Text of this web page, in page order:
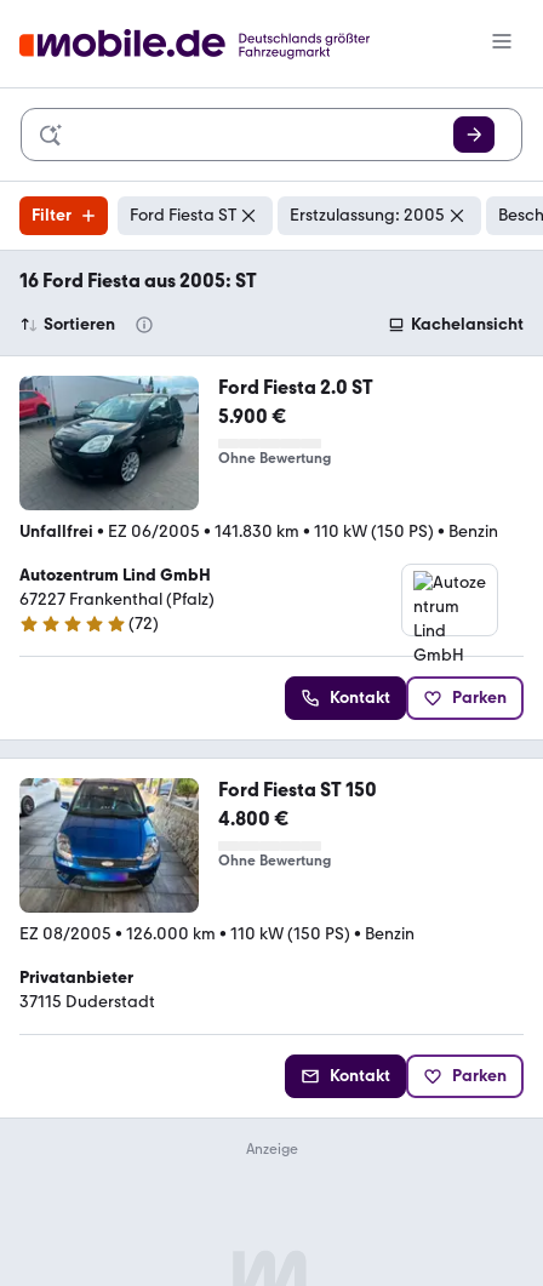
Filter Ford Fiesta ST Erstzulassung: 2005
16 Ford Fiesta aus 2005: ST
Sortieren Kachelansicht
Ford Fiesta 2.0 ST
5.900 €
Ohne Bewertung
Unfallfrei • EZ 06/2005 • 141.830 km • 110 kW (150 PS) • Benzin
Autozentrum Lind GmbH
67227 Frankenthal (Pfalz)
4.9 Sterne
(72)
Kontakt Parken
Ford Fiesta ST 150
4.800 €
Ohne Bewertung
EZ 08/2005 • 126.000 km • 110 kW (150 PS) • Benzin
Privatanbieter
37115 Duderstadt
Kontakt Parken